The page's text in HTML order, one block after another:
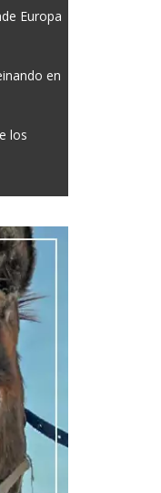
Europa
en
los